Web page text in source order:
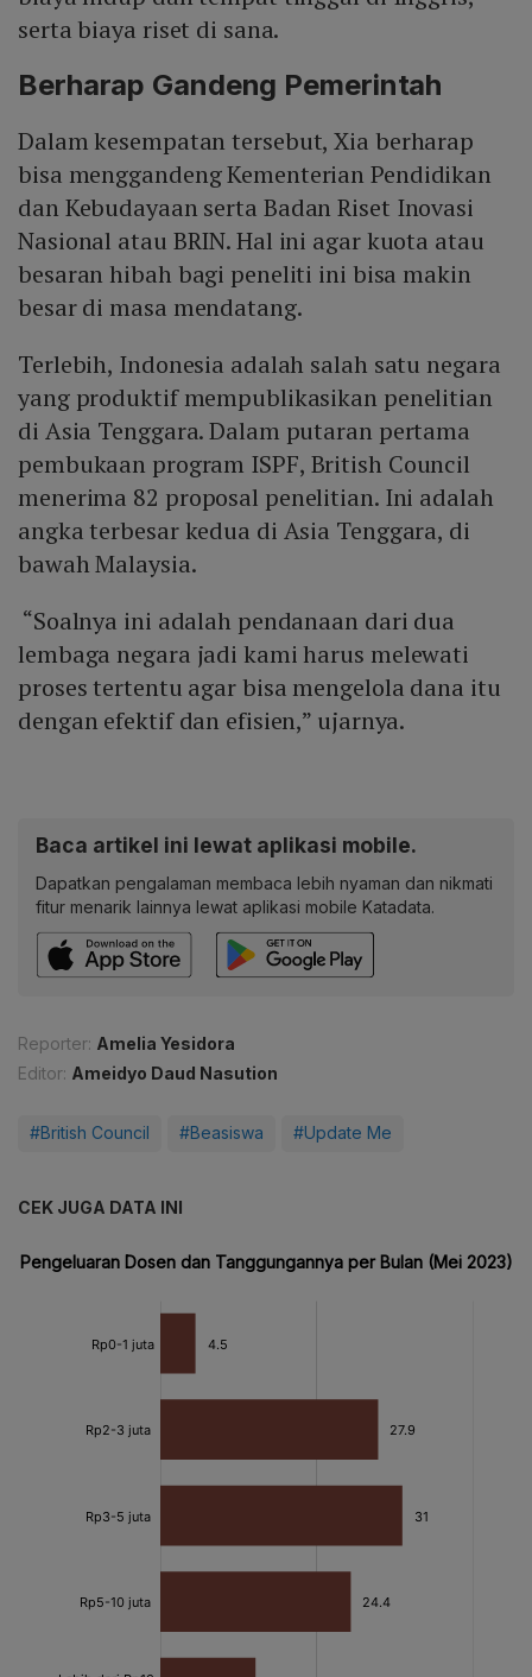
serta biaya riset di sana.
Berharap Gandeng Pemerintah
Dalam kesempatan tersebut, Xia berharap
bisa menggandeng Kementerian Pendidikan
dan Kebudayaan serta Badan Riset Inovasi
Nasional atau BRIN. Hal ini agar kuota atau
besaran hibah bagi peneliti ini bisa makin
besar di masa mendatang.
Terlebih, Indonesia adalah salah satu negara
yang produktif mempublikasikan penelitian
di Asia Tenggara. Dalam putaran pertama
pembukaan program ISPF, British Council
menerima 82 proposal penelitian. Ini adalah
angka terbesar kedua di Asia Tenggara, di
bawah Malaysia.
“Soalnya ini adalah pendanaan dari dua
lembaga negara jadi kami harus melewati
proses tertentu agar bisa mengelola dana itu
dengan efektif dan efisien,” ujarnya.
Baca artikel ini lewat aplikasi mobile.
Dapatkan pengalaman membaca lebih nyaman dan nikmati
fitur menarik lainnya lewat aplikasi mobile Katadata.
Reporter: Amelia Yesidora
Editor: Ameidyo Daud Nasution
#British Council #Beasiswa #Update Me
CEK JUGA DATA INI